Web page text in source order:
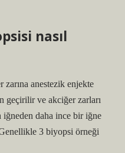
nasıl
zarına anestezik enjekte
geçirilir ve akciğer zarları
iğneden daha ince bir iğne
3 biyopsi örneği